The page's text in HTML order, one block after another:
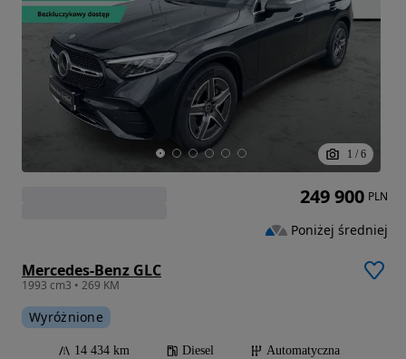
1 / 6
Mercedes-Benz GLC
1993 cm3 • 269 KM
Wyróżnione
14 434 km Diesel
Automatyczna
249 900 PLN
Poniżej średniej